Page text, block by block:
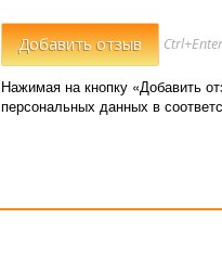
Ctrl+Enter
Нажимая на кнопку «Добавить
персональных данных в